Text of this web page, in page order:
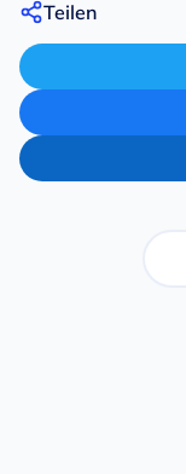
Teilen